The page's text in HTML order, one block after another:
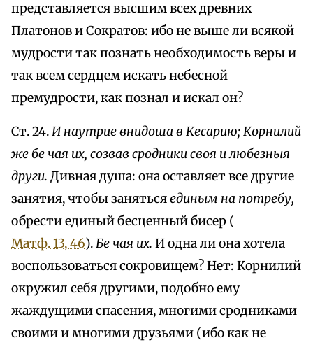
представляется высшим всех древних
Платонов и Сократов: ибо не выше ли всякой
мудрости так познать необходимость веры и
так всем сердцем искать небесной
премудрости, как познал и искал он?
Ст. 24.И наутрие внидоша в Кесарию; Корнилий
же бе чая их, созвав сродники своя и любезныя
други. Дивная душа: она оставляет все другие
занятия, чтобы занятьсяединым на потребу,
обрести единый бесценный бисер (
Матф. 13, 46).Бе чая их. И одна ли она хотела
воспользоваться сокровищем? Нет: Корнилий
окружил себя другими, подобно ему
жаждущими спасения, многими сродниками
своими и многими друзьями (ибо как не